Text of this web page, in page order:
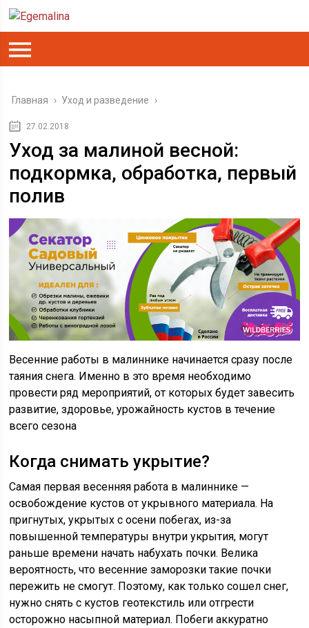
Главная › Уход и разведение ›
27.02.2018
Уход за малиной весной:
подкормка, обработка, первый
полив
Весенние работы в малиннике начинается сразу после
таяния снега. Именно в это время необходимо
провести ряд мероприятий, от которых будет завесить
развитие, здоровье, урожайность кустов в течение
всего сезона
Когда снимать укрытие?
Самая первая весенняя работа в малиннике —
освобождение кустов от укрывного материала. На
пригнутых, укрытых с осени побегах, из-за
повышенной температуры внутри укрытия, могут
раньше времени начать набухать почки. Велика
вероятность, что весенние заморозки такие почки
пережить не смогут. Поэтому, как только сошел снег,
нужно снять с кустов геотекстиль или отгрести
осторожно насыпной материал. Побеги аккуратно